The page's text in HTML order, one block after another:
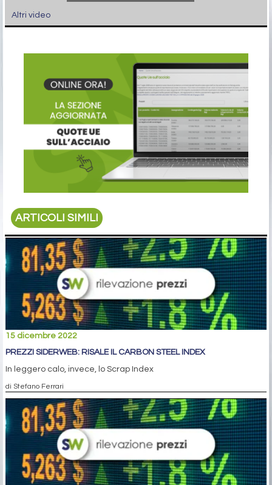
Altri video
ARTICOLI SIMILI
15 dicembre 2022
PREZZI SIDERWEB: RISALE IL CARBON STEEL INDEX
In leggero calo, invece, lo Scrap Index
di Stefano Ferrari